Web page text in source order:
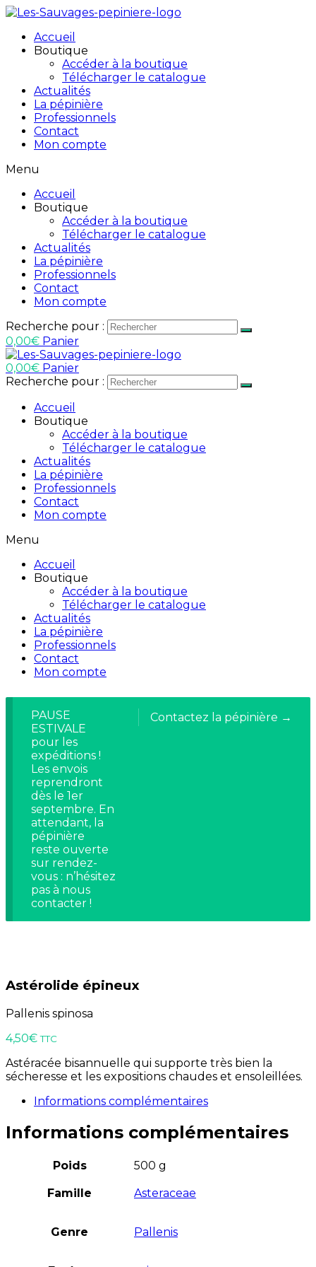
Accueil
Boutique
Accéder à la boutique
Télécharger le catalogue
Actualités
La pépinière
Professionnels
Contact
Mon compte
Menu
Accueil
Boutique
Accéder à la boutique
Télécharger le catalogue
Actualités
La pépinière
Professionnels
Contact
Mon compte
Recherche pour :
0,00€ Panier
0,00€ Panier
Recherche pour :
Accueil
Boutique
Accéder à la boutique
Télécharger le catalogue
Actualités
La pépinière
Professionnels
Contact
Mon compte
Menu
Accueil
Boutique
Accéder à la boutique
Télécharger le catalogue
Actualités
La pépinière
Professionnels
Contact
Mon compte
Contactez la pépinière →
PAUSE
ESTIVALE
pour les
expéditions !
Les envois
reprendront
dès le 1er
septembre. En
attendant, la
pépinière
reste ouverte
sur rendez-
vous : n’hésitez
pas à nous
contacter !
Astérolide épineux
Pallenis spinosa
4,50€ TTC
Astéracée bisannuelle qui supporte très bien la
sécheresse et les expositions chaudes et ensoleillées.
Informations complémentaires
Informations complémentaires
Poids 500 g
Famille Asteraceae
Genre Pallenis